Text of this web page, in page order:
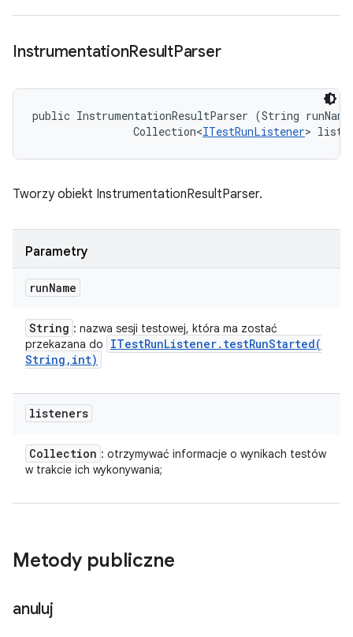
InstrumentationResultParser
public InstrumentationResultParser (String
                Collection<
ITestRunListener>
Tworzy obiekt InstrumentationResultParser.
Parametry
runName
String : nazwa sesji testowej, która ma zostać
przekazana do
ITestRunListener. testRunStarted(
String , int)
listeners
Collection : otrzymywać informacje o wynikach testów
w trakcie ich wykonywania;
Metody publiczne
anuluj